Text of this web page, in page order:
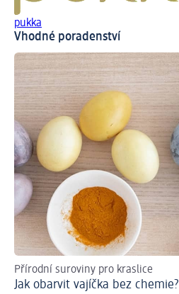
pukka
Vhodné poradenství
Přírodní suroviny pro kraslice
Jak obarvit vajíčka bez chemie?